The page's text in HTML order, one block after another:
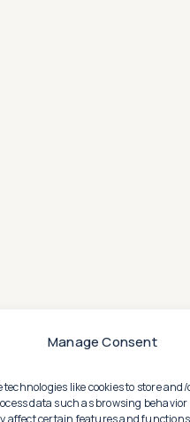
Manage Consent
technologies like cookies to store
data such as browsing
affect certain features and